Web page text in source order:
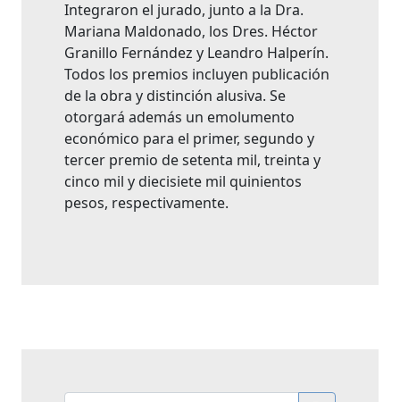
Integraron el jurado, junto a la Dra.
Mariana Maldonado, los Dres. Héctor
Granillo Fernández y Leandro Halperín.
Todos los premios incluyen publicación
de la obra y distinción alusiva. Se
otorgará además un emolumento
económico para el primer, segundo y
tercer premio de setenta mil, treinta y
cinco mil y diecisiete mil quinientos
pesos, respectivamente.